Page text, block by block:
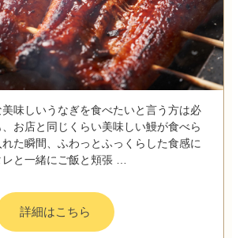
味しいうなぎを食べたいと言う方は必
お店と同じくらい美味しい鰻が食べら
た瞬間、ふわっとふっくらした食感に
と一緒にご飯と頬張 …
詳細はこちら